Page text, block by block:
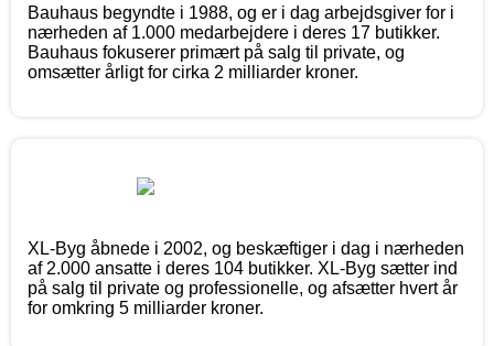
Bauhaus begyndte i 1988, og er i dag arbejdsgiver for i
nærheden af 1.000 medarbejdere i deres 17 butikker.
Bauhaus fokuserer primært på salg til private, og
omsætter årligt for cirka 2 milliarder kroner.
XL-Byg åbnede i 2002, og beskæftiger i dag i nærheden
af 2.000 ansatte i deres 104 butikker. XL-Byg sætter ind
på salg til private og professionelle, og afsætter hvert år
for omkring 5 milliarder kroner.